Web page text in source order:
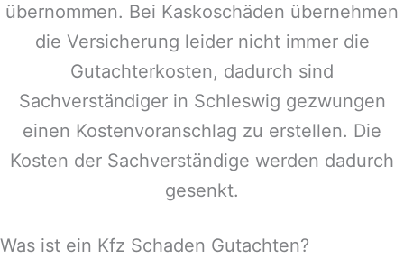
übernommen. Bei Kaskoschäden übernehmen
die Versicherung leider nicht immer die
Gutachterkosten, dadurch sind
Sachverständiger in Schleswig gezwungen
einen Kostenvoranschlag zu erstellen. Die
Kosten der Sachverständige werden dadurch
gesenkt.
Was ist ein Kfz Schaden Gutachten?